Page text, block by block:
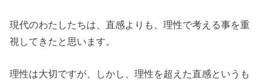
現代のわたしたちは、直感よりも、理性で考える事を重
視してきたと思います。
理性は大切ですが、しかし、理性を超えた直感というも